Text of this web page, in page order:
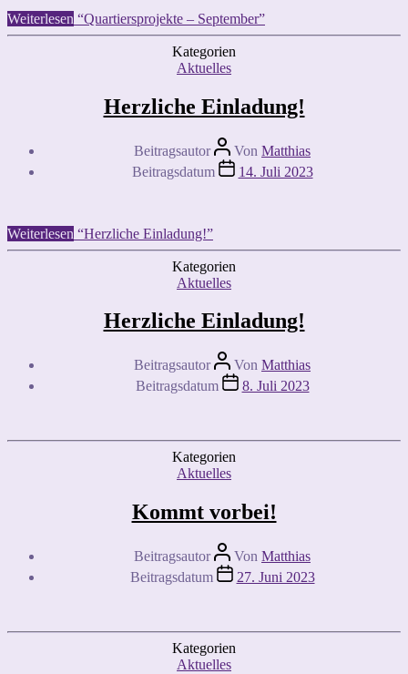
Weiterlesen “Quartiersprojekte – September”
Kategorien
Aktuelles
Herzliche Einladung!
Beitragsautor Von Matthias
Beitragsdatum
14. Juli 2023
Weiterlesen “Herzliche Einladung!”
Kategorien
Aktuelles
Herzliche Einladung!
Beitragsautor Von Matthias
Beitragsdatum
8. Juli 2023
Kategorien
Aktuelles
Kommt vorbei!
Beitragsautor Von Matthias
Beitragsdatum
27. Juni 2023
Kategorien
Aktuelles